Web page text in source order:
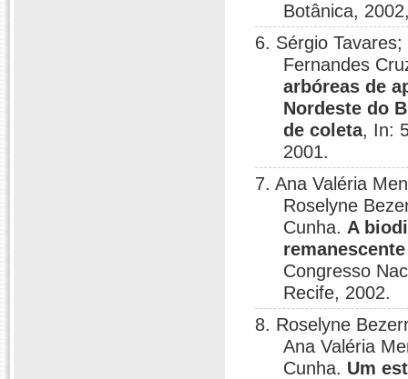
Botânica,
6. Sérgio
Fernandes
arbóreas de
Nordeste do
de coleta, In:
2001.
7. Ana Valéria
Roselyne
Cunha. A
Congresso
Recife, 2002.
8. Roselyne
Ana Valéria
Cunha. Um